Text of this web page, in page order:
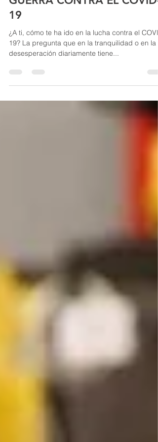
LA CADENA DE ABASTO Y
GUERRA CONTRA EL COVID-
19
¿A ti, cómo te ha ido en la lucha contra el
desesperación diariamente tiene...